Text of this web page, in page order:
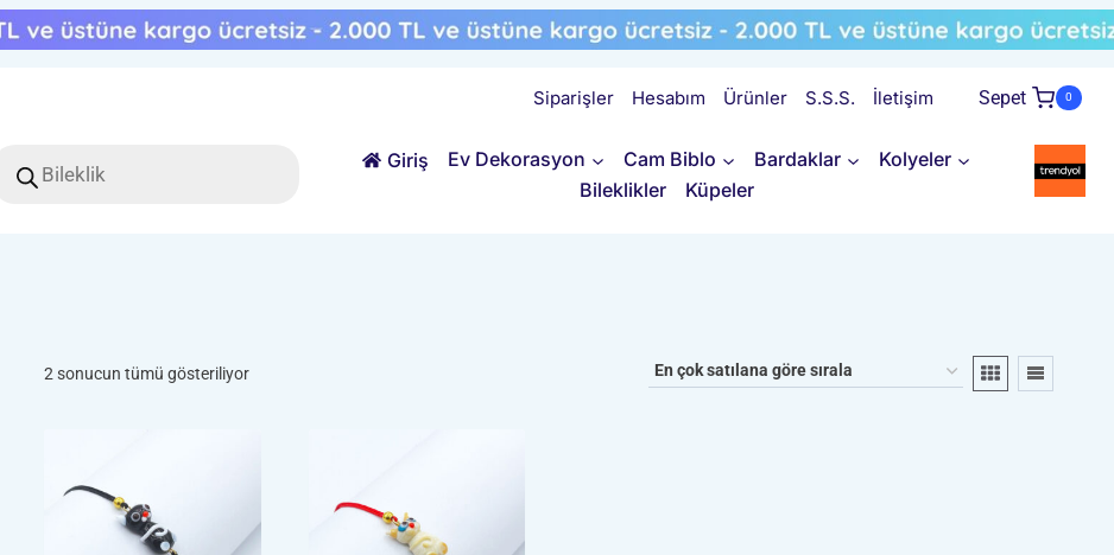
Siparişler Hesabım Ürünler S.S.S. İletişim Sepet 0
search
Giriş Ev Dekorasyon Cam Biblo Bardaklar
Kolyeler
Bileklikler
Küpeler
2 sonucun tümü gösteriliyorPopülerliğe